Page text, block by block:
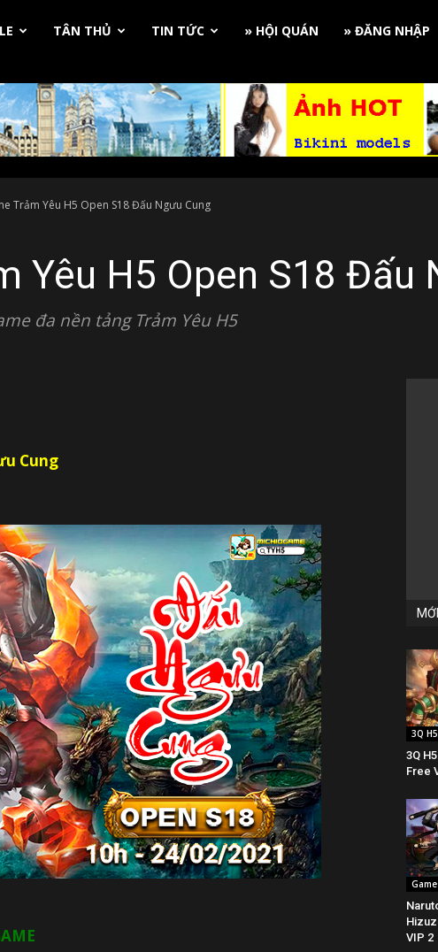
TÂN THỦ TIN TỨC » HỘI QUÁN » ĐĂNG NHẬP
Trảm Yêu H5 Open S18 Đấu Ngưu Cung
Yêu H5 Open S18 Đấu
đa nền tảng Trảm Yêu H5
Cung
3Q H5
3Q
Free
VIP 2